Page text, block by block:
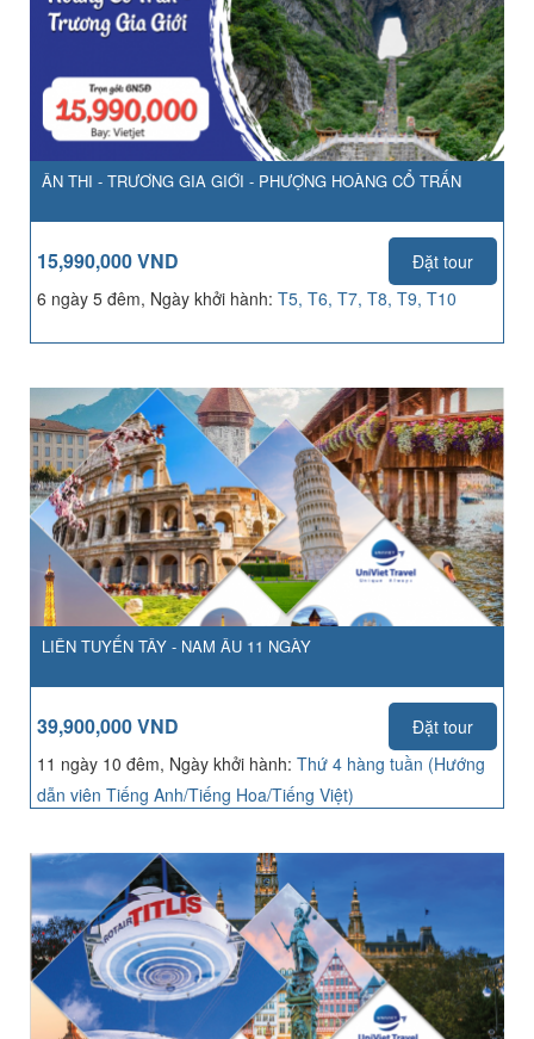
ÂN THI - TRƯƠNG GIA GIỚI - PHƯỢNG HOÀNG CỔ TRẤN
15,990,000 VND
Đặt tour
6 ngày 5 đêm, Ngày khởi hành: T5, T6, T7, T8, T9, T10
LIÊN TUYẾN TÂY - NAM ÂU 11 NGÀY
39,900,000 VND
Đặt tour
11 ngày 10 đêm, Ngày khởi hành: Thứ 4 hàng tuần (Hướng
dẫn viên Tiếng Anh/Tiếng Hoa/Tiếng Việt)